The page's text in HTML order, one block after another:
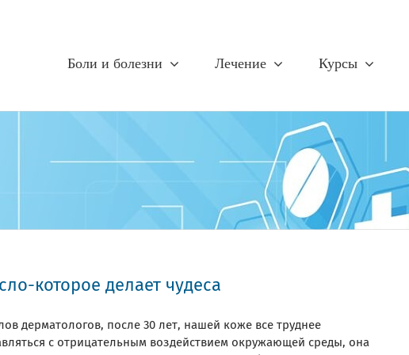
Боли и болезни Лечение Курсы
которое делает чудеса
дерматологов, после 30 лет, нашей коже все труднее
с отрицательным воздействием окружающей среды, она